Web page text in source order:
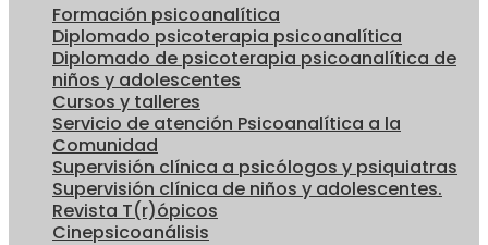
Formación psicoanalítica
Diplomado psicoterapia psicoanalítica
Diplomado de psicoterapia psicoanalítica de
niños y adolescentes
Cursos y talleres
Servicio de atención Psicoanalítica a la
Comunidad
Supervisión clínica a psicólogos y psiquiatras
Supervisión clínica de niños y adolescentes.
Revista T(r)ópicos
Cinepsicoanálisis